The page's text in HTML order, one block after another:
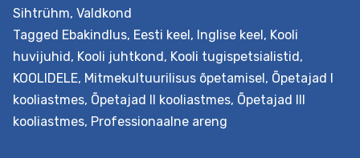
lähenemisi ja eelarvamusi nii õppimises kui ka
õpetamises.…Continue readingSissejuhatus
mitmekultuurilisse
haridusse
(eesti
või
Sihtrühm, Valdkond
Tagged Ebakindlus, Eesti keel, Inglise keel, Kooli
huvijuhid, Kooli juhtkond, Kooli tugispetsialistid,
KOOLIDELE, Mitmekultuurilisus õpetamisel, Õpetajad I
kooliastmes, Õpetajad II kooliastmes, Õpetajad III
kooliastmes, Professionaalne areng